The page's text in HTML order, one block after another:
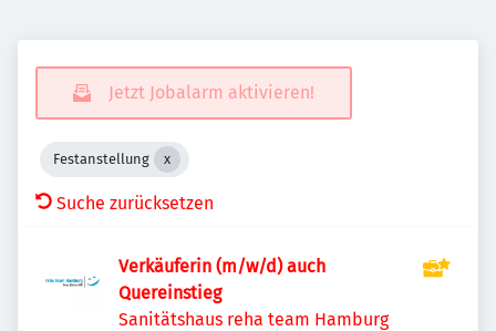
Jetzt Jobalarm aktivieren!
Festanstellung
Suche zurücksetzen
Verkäuferin (m/w/d) auch
Quereinstieg
Sanitätshaus reha team Hamburg